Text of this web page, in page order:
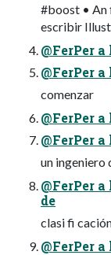
#boost • An
escribir
@FerPer
@FerPer
comenzar
@FerPer
@FerPer
un ingeniero
@FerPer
de
clasi fi
@FerPer